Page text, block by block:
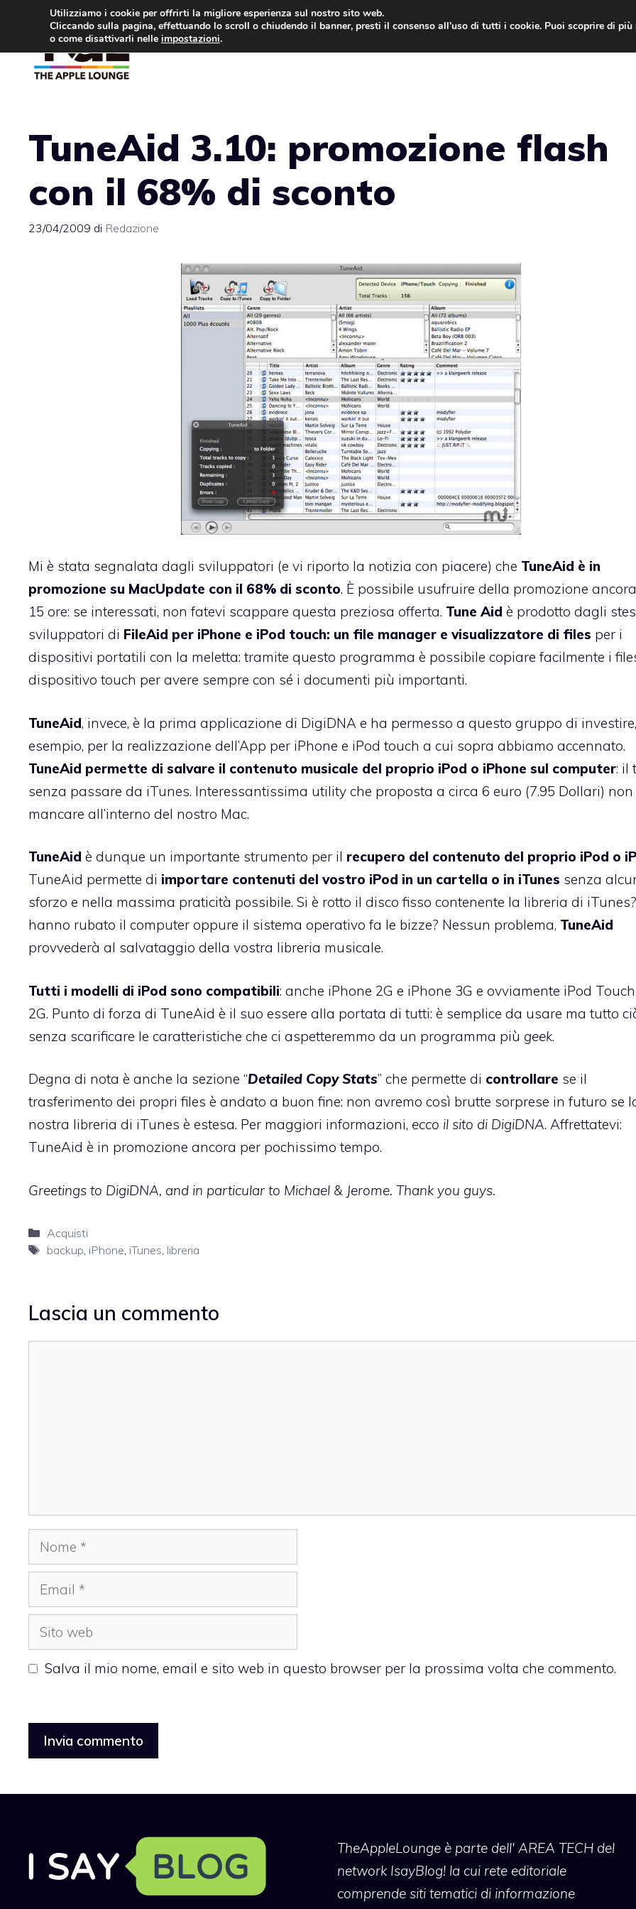
contenuto
TuneAid 3.10: promozione flash
con il 68% di sconto
23/04/2009 di Redazione
Mi è stata segnalata dagli sviluppatori (e vi riporto la notizia con piacere) che TuneAid è in
promozione su MacUpdate con il 68% di sconto. È possibile usufruire della promozione
15 ore: se interessati, non fatevi scappare questa preziosa offerta. Tune Aid è prodotto dagli
sviluppatori di FileAid per iPhone e iPod touch: un file manager e visualizzatore di files per i
dispositivi portatili con la meletta: tramite questo programma è possibile copiare facilmente i
dispositivo touch per avere sempre con sé i documenti più importanti.
TuneAid, invece, è la prima applicazione di DigiDNA e ha permesso a questo gruppo di
esempio, per la realizzazione dell’App per iPhone e iPod touch a cui sopra abbiamo accennato.
TuneAid permette di salvare il contenuto musicale del proprio iPod o iPhone sul computer: il
senza passare da iTunes. Interessantissima utility che proposta a circa 6 euro (7.95 Dollari)
mancare all’interno del nostro Mac.
TuneAid è dunque un importante strumento per il recupero del contenuto del proprio iPod o
TuneAid permette di importare contenuti del vostro iPod in un cartella o in iTunes senza
sforzo e nella massima praticità possibile. Si è rotto il disco fisso contenente la libreria di
hanno rubato il computer oppure il sistema operativo fa le bizze? Nessun problema, TuneAid
provvederà al salvataggio della vostra libreria musicale.
Tutti i modelli di iPod sono compatibili: anche iPhone 2G e iPhone 3G e ovviamente iPod
2G. Punto di forza di TuneAid è il suo essere alla portata di tutti: è semplice da usare ma tutto
senza scarificare le caratteristiche che ci aspetteremmo da un programma più geek.
Degna di nota è anche la sezione “Detailed Copy Stats” che permette di controllare se il
trasferimento dei propri files è andato a buon fine: non avremo così brutte sorprese in futuro se
nostra libreria di iTunes è estesa. Per maggiori informazioni, ecco il sito di DigiDNA. Affrettatevi:
TuneAid è in promozione ancora per pochissimo tempo.
Greetings to DigiDNA, and in particular to Michael & Jerome. Thank you guys.
Categorie
Acquisti
Tag
backup, iPhone, iTunes, libreria
Lascia un commento
Nome
Email
Sito
web
Salva il mio nome, email e sito web in questo browser per la prossima volta che commento.
TheAppleLoungeè parte dell' AREA TECH del
network IsayBlog! la cui rete editoriale
comprende siti tematici di informazione
Utilizziamo i cookie per offrirti la migliore esperienza sul nostro sito web.
Cliccando sulla pagina, effettuando lo scroll o chiudendo il banner, presti il consenso all’uso di tutti i cookie. Puoi scoprire di
o come disattivarli nelle impostazioni.